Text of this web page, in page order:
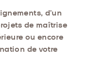
d’un
de maîtrise
ou encore
de votre